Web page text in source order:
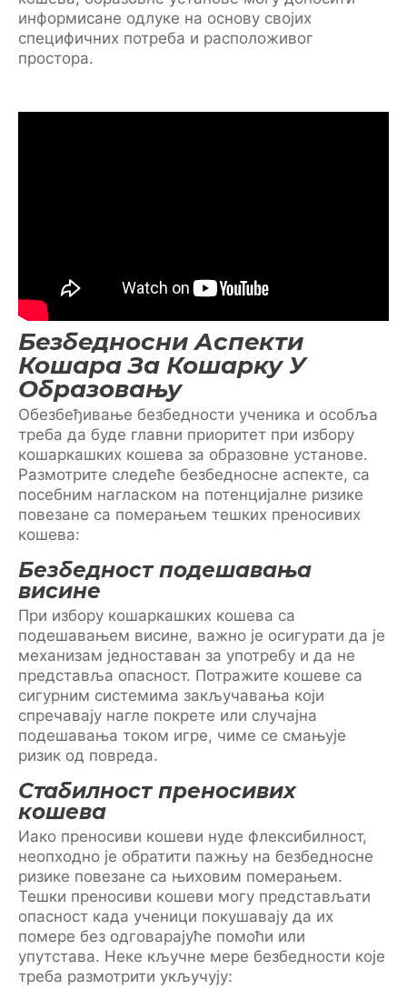
информисане одлуке на основу својих
специфичних потреба и расположивог
простора.
Безбедносни Аспекти
Кошара За Кошарку У
Образовању
Обезбеђивање безбедности ученика и особља
треба да буде главни приоритет при избору
кошаркашких кошева за образовне установе.
Размотрите следеће безбедносне аспекте, са
посебним нагласком на потенцијалне ризике
повезане са померањем тешких преносивих
кошева:
Безбедност подешавања
висине
При избору кошаркашких кошева са
подешавањем висине, важно је осигурати да је
механизам једноставан за употребу и да не
представља опасност. Потражите кошеве са
сигурним системима закључавања који
спречавају нагле покрете или случајна
подешавања током игре, чиме се смањује
ризик од повреда.
Стабилност преносивих
кошева
Иако преносиви кошеви нуде флексибилност,
неопходно је обратити пажњу на безбедносне
ризике повезане са њиховим померањем.
Тешки преносиви кошеви могу представљати
опасност када ученици покушавају да их
помере без одговарајуће помоћи или
упутстава. Неке кључне мере безбедности које
треба размотрити укључују: